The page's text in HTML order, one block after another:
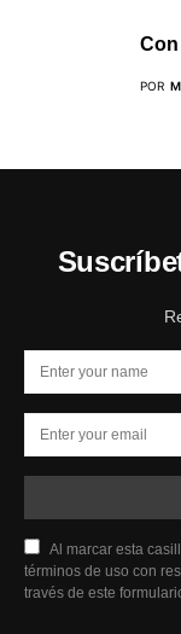
Con
POR
Al marcar esta
términos de uso con
través de este